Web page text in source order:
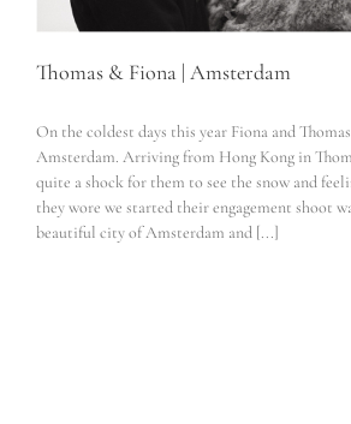
Thomas & Fiona | Amsterdam
On the coldest days this year Fiona and
Amsterdam. Arriving from Hong Kong in
quite a shock for them to see the snow and
they wore we started their engagement shoot
beautiful city of Amsterdam and [...]